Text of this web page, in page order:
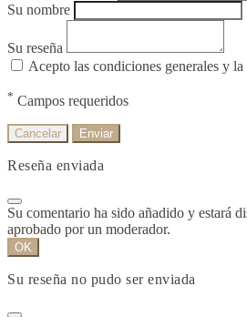
Su nombre
Su reseña
Acepto las condiciones generales y
* Campos requeridos
Cancelar Enviar
Reseña enviada
Su comentario ha sido añadido y estará
aprobado por un moderador.
OK
Su reseña no pudo ser enviada